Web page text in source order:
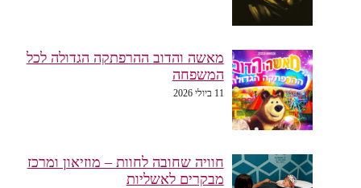
מאשה והדוב ההרפתקה הגדולה לכל
המשפחה
11 ביולי 2026
חוויה שחובה לחוות – מוזיאון ומרכז
מבקרים לאשליות